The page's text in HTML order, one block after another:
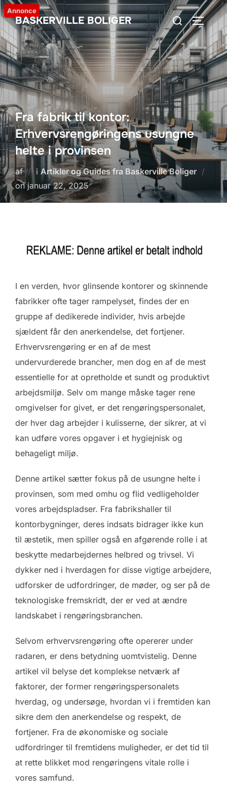
Videre
til
indhold
BASKERVILLE BOLIGER
Søg
efter:
SLÅ
Annonce
Fra fabrik til kontor:
Erhvervsrengøringens usungne
helte i provinsen
af i Artikler og Guides fra Baskerville Boliger
onUdgivet
d.
januar 22, 2025
I en verden, hvor glinsende kontorer og skinnende
fabrikker ofte tager rampelyset, findes der en
gruppe af dedikerede individer, hvis arbejde
sjældent får den anerkendelse, det fortjener.
Erhvervsrengøring er en af de mest
undervurderede brancher, men dog en af de mest
essentielle for at opretholde et sundt og produktivt
arbejdsmiljø. Selv om mange måske tager rene
omgivelser for givet, er det rengøringspersonalet,
der hver dag arbejder i kulisserne, der sikrer, at vi
kan udføre vores opgaver i et hygiejnisk og
behageligt miljø.
Denne artikel sætter fokus på de usungne helte i
provinsen, som med omhu og flid vedligeholder
vores arbejdspladser. Fra fabrikshaller til
kontorbygninger, deres indsats bidrager ikke kun
til æstetik, men spiller også en afgørende rolle i at
beskytte medarbejdernes helbred og trivsel. Vi
dykker ned i hverdagen for disse vigtige arbejdere,
udforsker de udfordringer, de møder, og ser på de
teknologiske fremskridt, der er ved at ændre
landskabet i rengøringsbranchen.
Selvom erhvervsrengøring ofte opererer under
radaren, er dens betydning uomtvistelig. Denne
artikel vil belyse det komplekse netværk af
faktorer, der former rengøringspersonalets
hverdag, og undersøge, hvordan vi i fremtiden kan
sikre dem den anerkendelse og respekt, de
fortjener. Fra de økonomiske og sociale
udfordringer til fremtidens muligheder, er det tid til
at rette blikket mod rengøringens vitale rolle i
vores samfund.